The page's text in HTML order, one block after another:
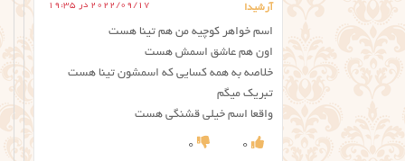
آرشیدا 2022/09/17 در 19:35
اسم خواهر کوچیه من هم تینا هست
اون هم عاشق اسمش هست
خلاصه به همه کسایی که اسمشون تینا هست
تبریک میگم
واقعا اسم خیلی قشنگی هست
0
0